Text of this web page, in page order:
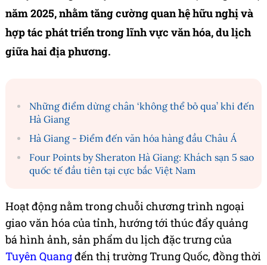
năm 2025, nhằm tăng cường quan hệ hữu nghị và
hợp tác phát triển trong lĩnh vực văn hóa, du lịch
giữa hai địa phương.
Những điểm dừng chân ‘không thể bỏ qua’ khi đến
Hà Giang
Hà Giang - Điểm đến văn hóa hàng đầu Châu Á
Four Points by Sheraton Hà Giang: Khách sạn 5 sao
quốc tế đầu tiên tại cực bắc Việt Nam
Hoạt động nằm trong chuỗi chương trình ngoại
giao văn hóa của tỉnh, hướng tới thúc đẩy quảng
bá hình ảnh, sản phẩm du lịch đặc trưng của
Tuyên Quangđến thị trường Trung Quốc, đồng thời